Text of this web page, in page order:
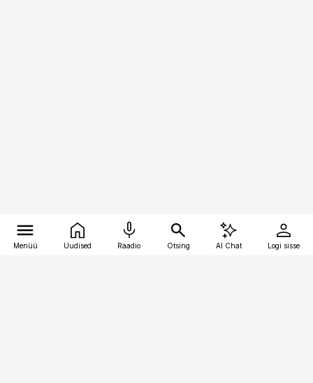
Menüü Uudised Raadio Otsing AI Chat Logi sisse